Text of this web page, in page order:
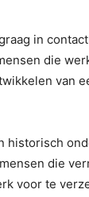
in
die
van
historisch
die
voor te